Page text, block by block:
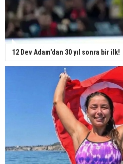
12 Dev Adam'dan 30 yıl sonra bir ilk!